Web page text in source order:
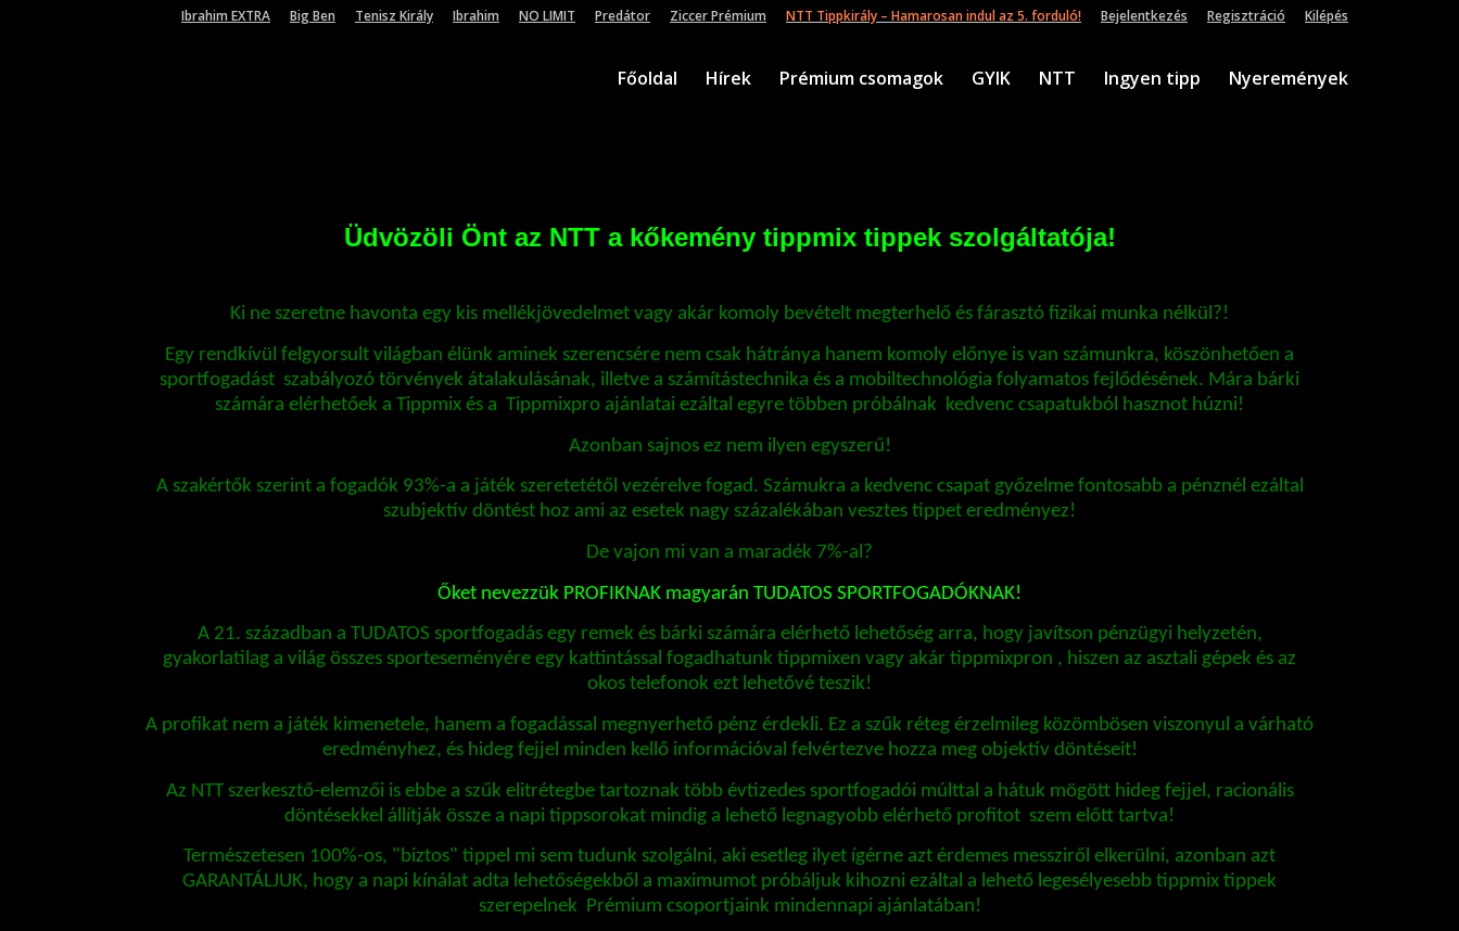
Ibrahim EXTRA Big Ben Tenisz Király Ibrahim NO LIMIT Predátor Ziccer Prémium NTT Tippkirály – Hamarosan indul az 5. forduló! Bejelentkezés Regisztráció Kilépés
Főoldal Hírek Prémium csomagok GYIK NTT Ingyen tipp Nyeremények
Üdvözöli Önt az NTT a kőkemény tippmix tippek szolgáltatója!
Ki ne szeretne havonta egy kis mellékjövedelmet vagy akár komoly bevételt megterhelő és fárasztó fizikai munka nélkül?!
Egy rendkívül felgyorsult világban élünk aminek szerencsére nem csak hátránya hanem komoly előnye is van számunkra, köszönhetően a
sportfogadást szabályozó törvények átalakulásának, illetve a számítástechnika és a mobiltechnológia folyamatos fejlődésének. Mára bárki
számára elérhetőek a Tippmix és a Tippmixpro ajánlatai ezáltal egyre többen próbálnak kedvenc csapatukból hasznot húzni!
Azonban sajnos ez nem ilyen egyszerű!
A szakértők szerint a fogadók 93%-a a játék szeretetétől vezérelve fogad. Számukra a kedvenc csapat győzelme fontosabb a pénznél ezáltal
szubjektív döntést hoz ami az esetek nagy százalékában vesztes tippet eredményez!
De vajon mi van a maradék 7%-al?
Őket nevezzük PROFIKNAK magyarán TUDATOS SPORTFOGADÓKNAK!
A 21. században a TUDATOS sportfogadás egy remek és bárki számára elérhető lehetőség arra, hogy javítson pénzügyi helyzetén,
gyakorlatilag a világ összes sporteseményére egy kattintással fogadhatunk tippmixen vagy akár tippmixpron , hiszen az asztali gépek és az
okos telefonok ezt lehetővé teszik!
A profikat nem a játék kimenetele, hanem a fogadással megnyerhető pénz érdekli. Ez a szűk réteg érzelmileg közömbösen viszonyul a várható
eredményhez, és hideg fejjel minden kellő információval felvértezve hozza meg objektív döntéseit!
Az NTT szerkesztő-elemzői is ebbe a szűk elitrétegbe tartoznak több évtizedes sportfogadói múlttal a hátuk mögött hideg fejjel, racionális
döntésekkel állítják össze a napi tippsorokat mindig a lehető legnagyobb elérhető profitot szem előtt tartva!
Természetesen 100%-os, "biztos" tippel mi sem tudunk szolgálni, aki esetleg ilyet ígérne azt érdemes messziről elkerülni, azonban azt
GARANTÁLJUK, hogy a napi kínálat adta lehetőségekből a maximumot próbáljuk kihozni ezáltal a lehető legesélyesebb tippmix tippek
szerepelnek Prémium csoportjaink mindennapi ajánlatában!